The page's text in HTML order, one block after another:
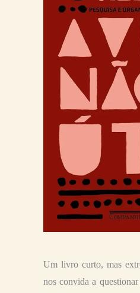
Um livro curto, mas
nos convida a questionar